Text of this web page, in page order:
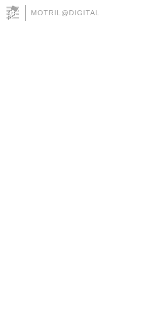
MOTRIL@DIGITAL